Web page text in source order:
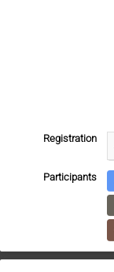
Registration
Participants